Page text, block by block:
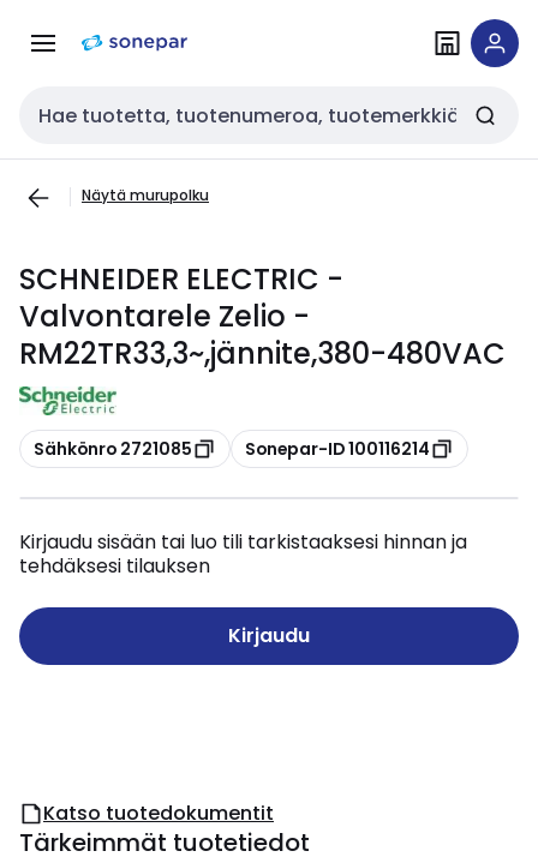
navigointiinsisältöön
Haku
Näytä murupolku
SCHNEIDER ELECTRIC -
Valvontarele Zelio -
RM22TR33,3~,jännite,380-480VAC
Kopioi
Sähkönro 2721085 Kopioi
Sonepar-ID 100116214
Kirjaudu sisään tai luo tili tarkistaaksesi hinnan ja
tehdäksesi tilauksen
Kirjaudu
Katso tuotedokumentit
Tärkeimmät tuotetiedot